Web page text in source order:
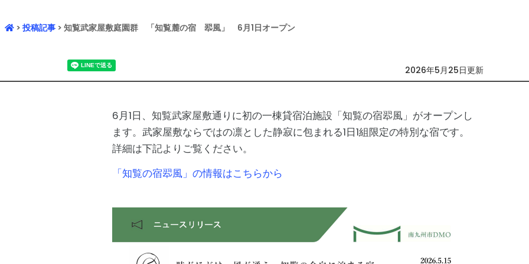
> 投稿記事> 知覧武家屋敷庭園群 「知覧麓の宿 翆風」 6月1日オープン
2026年5月25日更新
6月1日、知覧武家屋敷通りに初の一棟貸宿泊施設「知覧の宿翆風」がオープンし
ます。武家屋敷ならではの凛とした静寂に包まれる1日1組限定の特別な宿です。
詳細は下記よりご覧ください。
「知覧の宿翆風」の情報はこちらから